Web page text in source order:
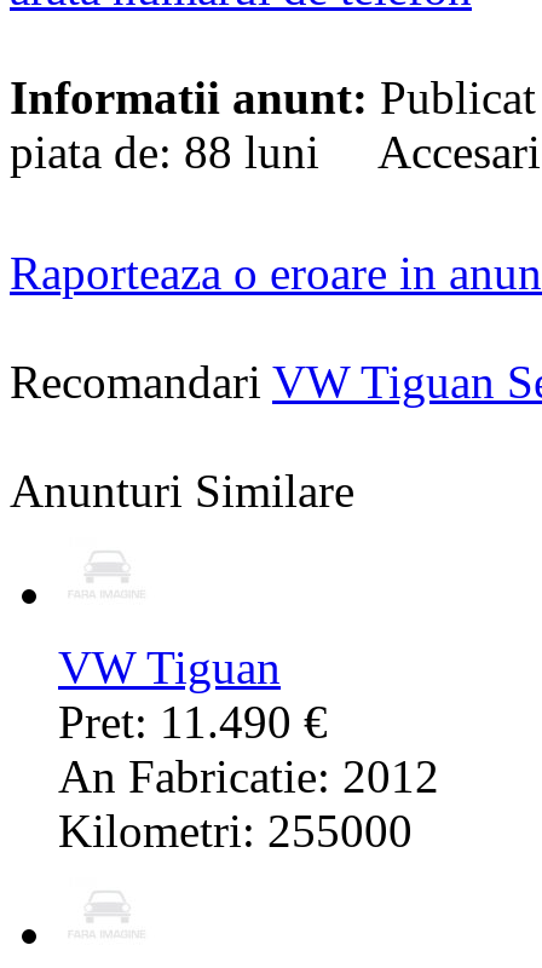
Informatii anunt:
piata de: 88 luni
Raporteaza o eroare in
Recomandari VW Tiguan
Anunturi Similare
VW Tiguan
Pret: 11.490 €
An Fabricatie: 2012
Kilometri: 255000